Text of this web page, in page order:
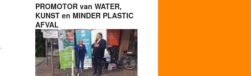
,
PROMOTOR van WATER,
KUNST en MINDER PLASTIC
AFVAL